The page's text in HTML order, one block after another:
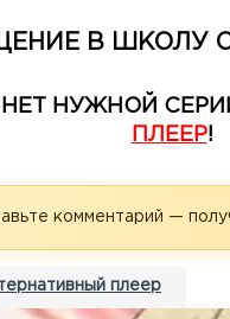
В ШКОЛУ
НЕТ НУЖНОЙ
ПЛЕЕР!
комментарий —
плеер